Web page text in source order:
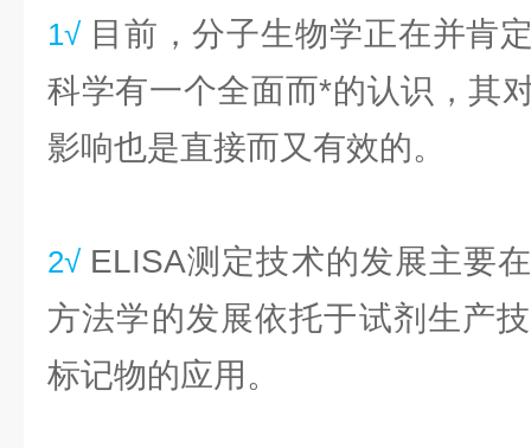
1√ 目前，分子生物学正在并肯
科学有一个全面而*的认识，其
影响也是直接而又有效的。
2√ ELISA测定技术的发展主要
方法学的发展依托于试剂生产
标记物的应用。